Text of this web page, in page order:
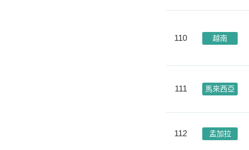
110 越南
111 馬來西亞
112 孟加拉